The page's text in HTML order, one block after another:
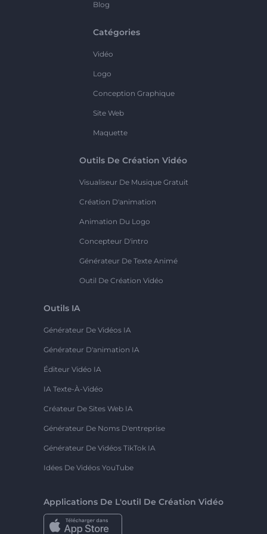
Blog
Catégories
Vidéo
Logo
Conception Graphique
Site Web
Maquette
Outils De Création Vidéo
Visualiseur De Musique Gratuit
Création D'animation
Animation Du Logo
Concepteur D'intro
Générateur De Texte Animé
Outil De Création Vidéo
Outils IA
Générateur De Vidéos IA
Générateur D'animation IA
Éditeur Vidéo IA
IA Texte-À-Vidéo
Créateur De Sites Web IA
Générateur De Noms D'entreprise
Générateur De Vidéos TikTok IA
Idées De Vidéos YouTube
Applications De L'outil De Création Vidéo